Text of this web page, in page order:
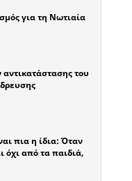
για τη Νωτιαία
του
πια η ίδια: Όταν
όχι από τα παιδιά,